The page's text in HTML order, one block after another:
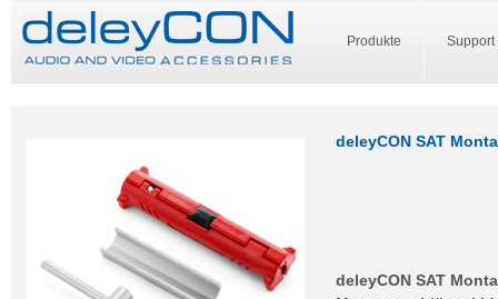
Produkte Support
deleyCON SAT
deleyCON SAT